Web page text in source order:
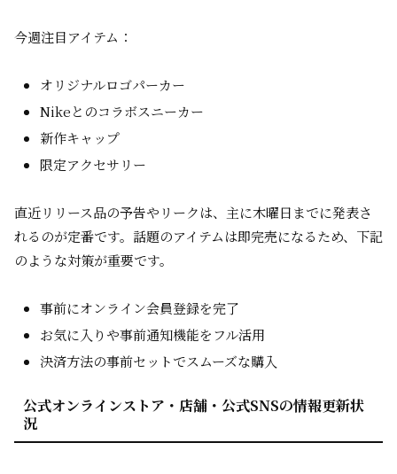
今週注目アイテム：
オリジナルロゴパーカー
Nikeとのコラボスニーカー
新作キャップ
限定アクセサリー
直近リリース品の予告やリークは、主に木曜日までに発表さ
れるのが定番です。話題のアイテムは即完売になるため、下記
のような対策が重要です。
事前にオンライン会員登録を完了
お気に入りや事前通知機能をフル活用
決済方法の事前セットでスムーズな購入
公式オンラインストア・店舗・公式SNSの情報更新状
況